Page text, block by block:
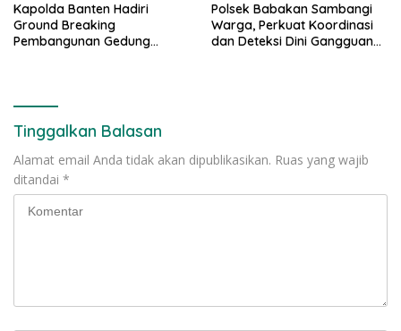
Kapolda Banten Hadiri
Ground Breaking
Pembangunan Gedung
Polsek Babakan Sambangi
Warga, Perkuat Koordinasi
dan Deteksi Dini Gangguan
Tinggalkan Balasan
Alamat email Anda tidak akan dipublikasikan. Ruas yang wajib
ditandai *